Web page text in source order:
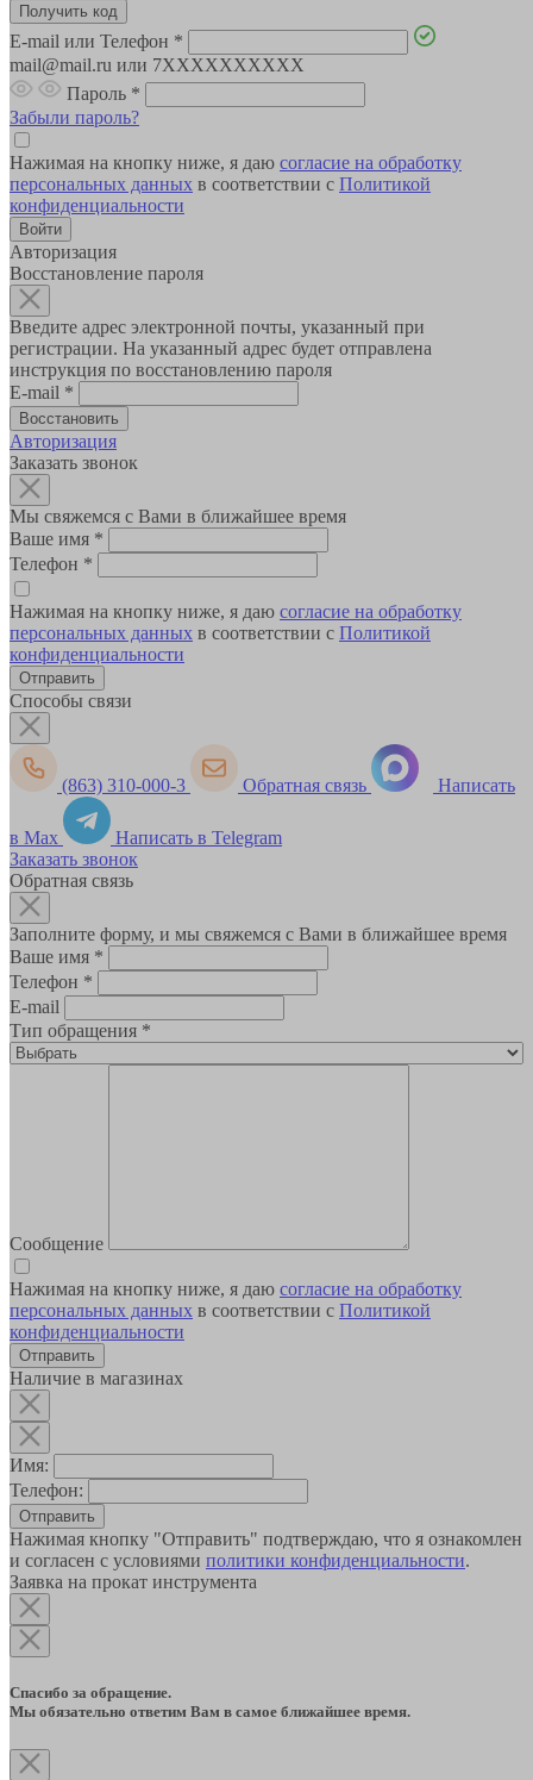
E-mail или Телефон *
mail@mail.ru или 7XXXXXXXXXX
Пароль *
Забыли пароль?
Нажимая на кнопку ниже, я даю согласие на обработку
персональных данных в соответствии с Политикой
конфиденциальности
Авторизация
Восстановление пароля
Введите адрес электронной почты, указанный при
регистрации. На указанный адрес будет отправлена
инструкция по восстановлению пароля
E-mail *
Авторизация
Заказать звонок
Мы свяжемся с Вами в ближайшее время
Ваше имя *
Телефон *
Нажимая на кнопку ниже, я даю согласие на обработку
персональных данных в соответствии с Политикой
конфиденциальности
Способы связи
(863) 310-000-3 Обратная связь Написать
в Max
Написать в Telegram
Заказать звонок
Обратная связь
Заполните форму, и мы свяжемся с Вами в ближайшее время
Ваше имя *
Телефон *
E-mail
Тип обращения *
Сообщение
Нажимая на кнопку ниже, я даю согласие на обработку
персональных данных в соответствии с Политикой
конфиденциальности
Наличие в магазинах
Имя:
Телефон:
Отправить
Нажимая кнопку "Отправить" подтверждаю, что я ознакомлен
и согласен с условиями политики конфиденциальности.
Заявка на прокат инструмента
Спасибо за обращение.
Мы обязательно ответим Вам в самое ближайшее время.